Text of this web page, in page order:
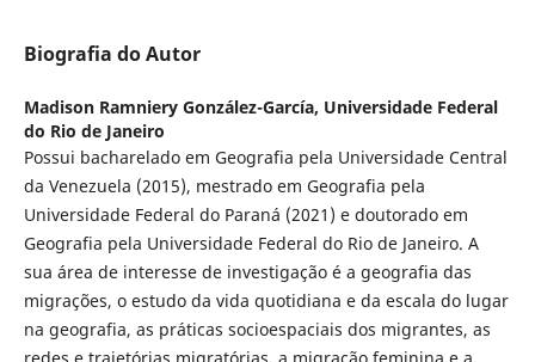
Biografia do Autor
Madison Ramniery González-García, Universidade Federal
do Rio de Janeiro
Possui bacharelado em Geografia pela Universidade Central
da Venezuela (2015), mestrado em Geografia pela
Universidade Federal do Paraná (2021) e doutorado em
Geografia pela Universidade Federal do Rio de Janeiro. A
sua área de interesse de investigação é a geografia das
migrações, o estudo da vida quotidiana e da escala do lugar
na geografia, as práticas socioespaciais dos migrantes, as